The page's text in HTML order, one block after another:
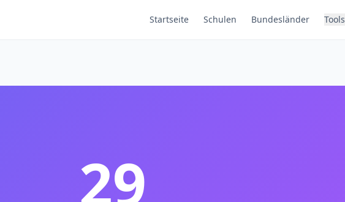
Startseite Schulen Bundesländer Tools
29